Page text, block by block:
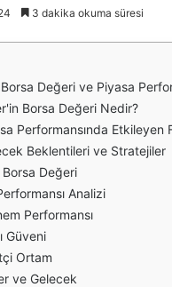
3 dakika okuma süresi
Değeri ve Piyasa
Borsa Değeri Nedir?
Performansında Etkileyen
Beklentileri ve Stratejiler
Değeri
Analizi
Performansı
Güveni
Ortam
ve Gelecek